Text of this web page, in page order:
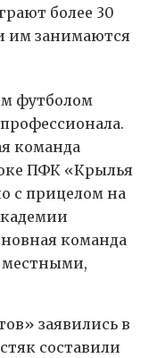
более 30
им занимаются
футболом
команда
ПФК «Крылья
с прицелом на
команда
местными,
заявились в
составили